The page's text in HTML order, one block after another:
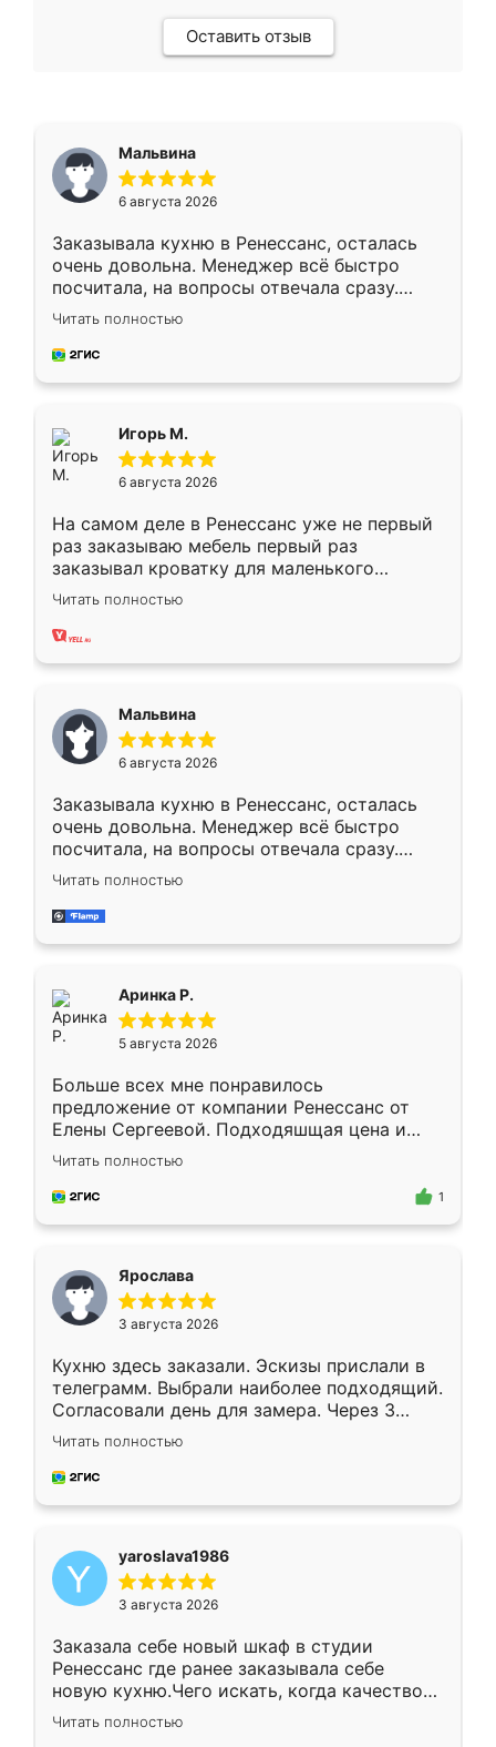
Оставить отзыв
Мальвина
6 августа 2026
Заказывала кухню в Ренессанс, осталась
очень довольна. Менеджер всё быстро
посчитала, на вопросы отвечала сразу.
Замерщик приехал в субботу, подошёл к
делу со всей ответственностью. Собрали
за день, ребята работали аккуратно, даже
Читать полностью
Игорь М.
6 августа 2026
На самом деле в Ренессанс уже не первый
раз заказываю мебель первый раз
заказывал кроватку для маленького
ребёнка при его рождении ,во второй раз
заказал шкаф-купе. По качеству очень
хорошее сборка достаточно быстрая,
меньше, здесь же он более разнообразный.
Мне нравится ,если что-то потребуется из
мебели буду заказывать только здесь.
Читать полностью
Мальвина
6 августа 2026
Заказывала кухню в Ренессанс, осталась
очень довольна. Менеджер всё быстро
посчитала, на вопросы отвечала сразу.
Замерщик приехал в субботу, подошёл к
делу со всей ответственностью. Собрали
за день, ребята работали аккуратно, даже
Читать полностью
Аринка Р.
5 августа 2026
Больше всех мне понравилось
предложение от компании Ренессанс от
Елены Сергеевой. Подходяшщая цена и
короткие сроки изготовления. Приехавший
для замера сотрудник Владислав
предложил по моему эскизу самый
Читать полностью
1
Ярослава
3 августа 2026
Кухню здесь заказали. Эскизы прислали в
телеграмм. Выбрали наиболее подходящий.
Согласовали день для замера. Через 3
недели кухня была уже готова. Остались
довольны работой. Спасибо Ренессанс
мебель за качественную работу!
Читать полностью
yaroslava1986
3 августа 2026
Заказала себе новый шкаф в студии
Ренессанс где ранее заказывала себе
новую кухню.Чего искать, когда качеством
вполне довольна. Служит кухня уже почти
два года, нареканий нет.
Читать полностью